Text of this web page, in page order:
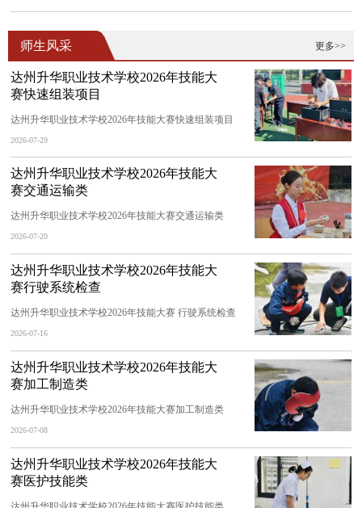
更多>>
师生风采
达州升华职业技术学校2026年技能大
赛快速组装项目
达州升华职业技术学校2026年技能大赛快速组装项目
2026-07-29
达州升华职业技术学校2026年技能大
赛交通运输类
达州升华职业技术学校2026年技能大赛交通运输类
2026-07-20
达州升华职业技术学校2026年技能大
赛行驶系统检查
达州升华职业技术学校2026年技能大赛 行驶系统检查
2026-07-16
达州升华职业技术学校2026年技能大
赛加工制造类
达州升华职业技术学校2026年技能大赛加工制造类
2026-07-08
达州升华职业技术学校2026年技能大
赛医护技能类